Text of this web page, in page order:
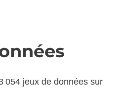
054 jeux de données sur